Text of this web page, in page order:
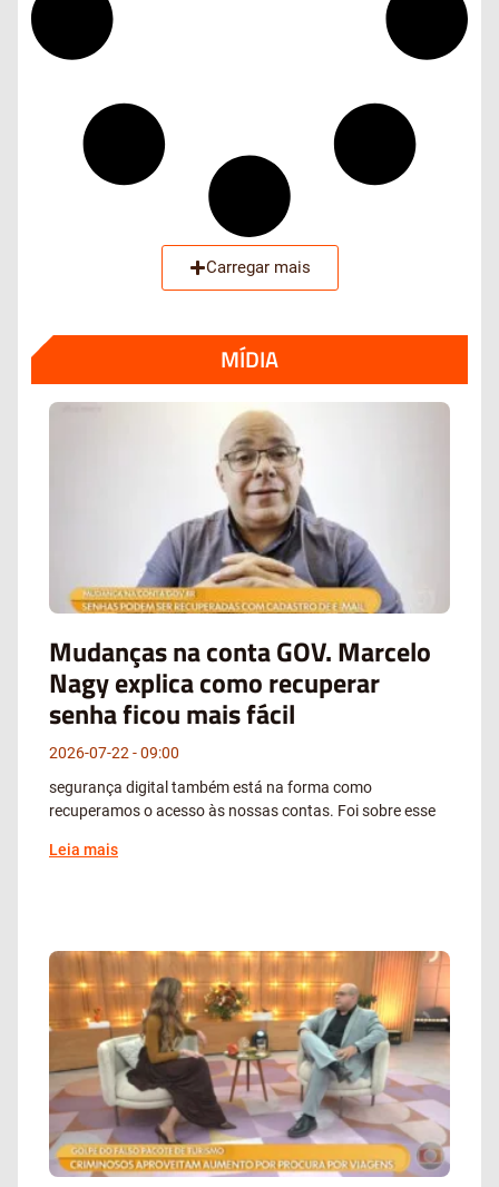
Carregar mais
MÍDIA
Mudanças na conta GOV. Marcelo
Nagy explica como recuperar
senha ficou mais fácil
2026-07-22
09:00
segurança digital também está na forma como
recuperamos o acesso às nossas contas. Foi sobre esse
Leia mais